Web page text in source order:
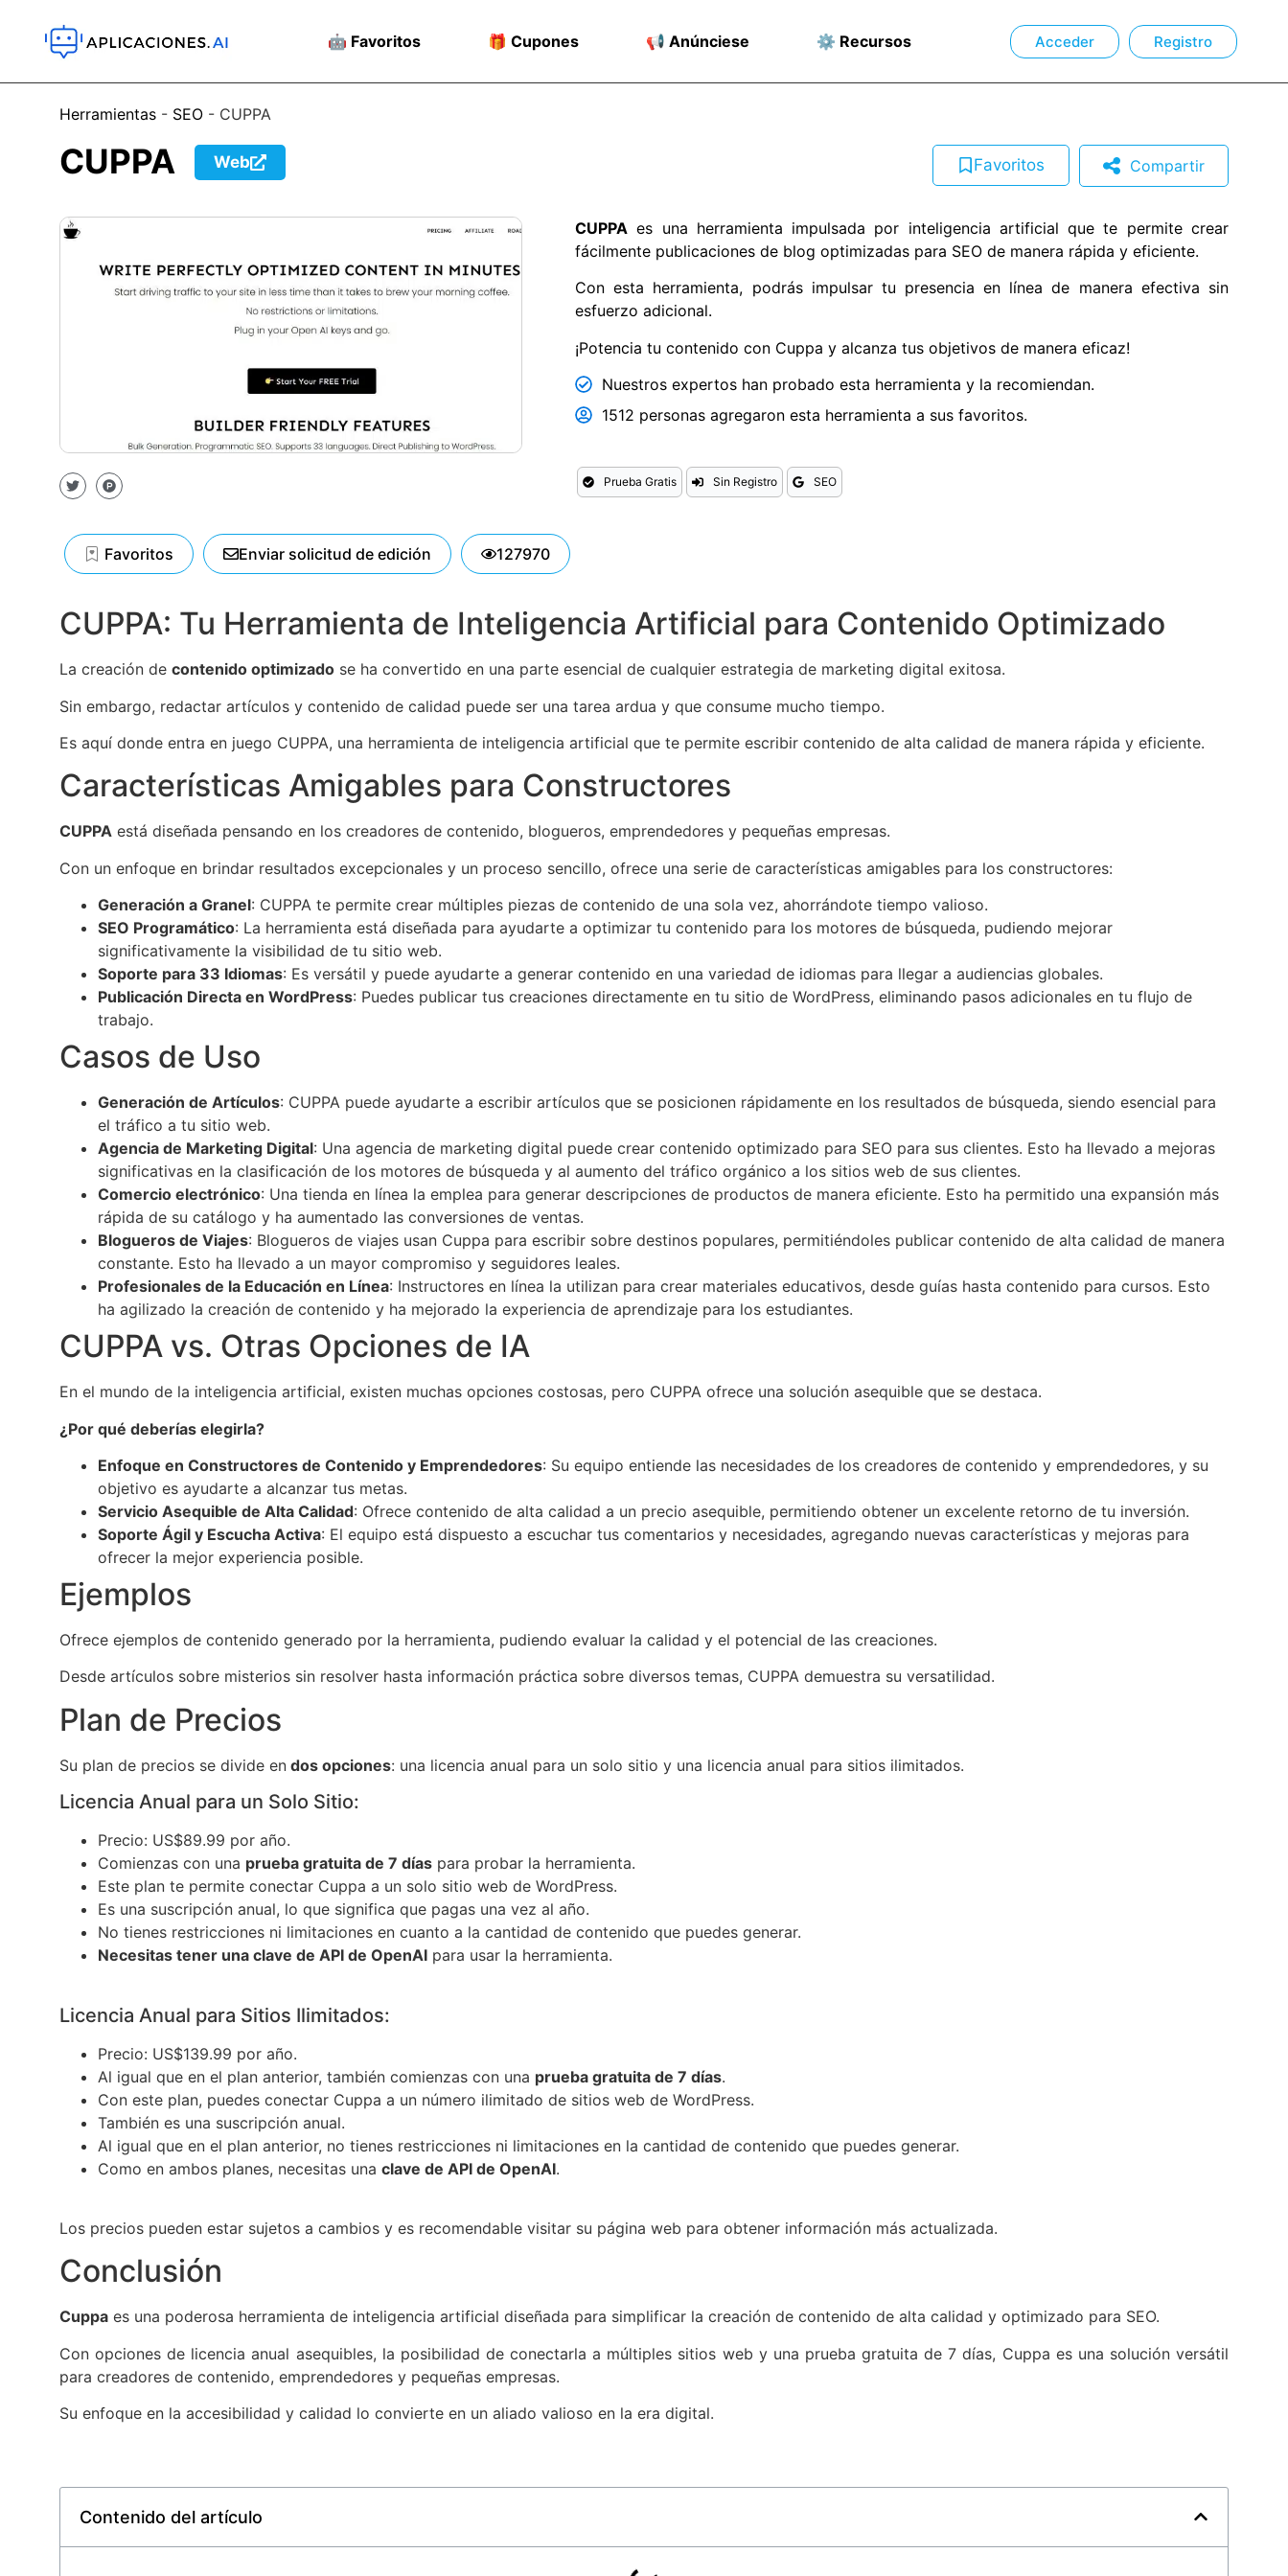
🤖 Favoritos 🎁 Cupones 📢 Anúnciese ⚙️ Recursos Acceder Registro
Herramientas - SEO - CUPPA
CUPPA Web Favoritos Compartir
CUPPA es una herramienta impulsada por inteligencia artificial que te permite crear
fácilmente publicaciones de blog optimizadas para SEO de manera rápida y eficiente.
Con esta herramienta, podrás impulsar tu presencia en línea de manera efectiva sin
esfuerzo adicional.
¡Potencia tu contenido con Cuppa y alcanza tus objetivos de manera eficaz!
Nuestros expertos han probado esta herramienta y la recomiendan.
1512 personas agregaron esta herramienta a sus favoritos.
Prueba Gratis Sin Registro SEO
Favoritos Enviar solicitud de edición 127970
CUPPA: Tu Herramienta de Inteligencia Artificial para Contenido Optimizado
La creación de contenido optimizado se ha convertido en una parte esencial de cualquier estrategia de marketing digital exitosa.
Sin embargo, redactar artículos y contenido de calidad puede ser una tarea ardua y que consume mucho tiempo.
Es aquí donde entra en juego CUPPA, una herramienta de inteligencia artificial que te permite escribir contenido de alta calidad de manera rápida y eficiente.
Características Amigables para Constructores
CUPPA está diseñada pensando en los creadores de contenido, blogueros, emprendedores y pequeñas empresas.
Con un enfoque en brindar resultados excepcionales y un proceso sencillo, ofrece una serie de características amigables para los constructores:
Generación a Granel: CUPPA te permite crear múltiples piezas de contenido de una sola vez, ahorrándote tiempo valioso.
SEO Programático: La herramienta está diseñada para ayudarte a optimizar tu contenido para los motores de búsqueda, pudiendo mejorar
significativamente la visibilidad de tu sitio web.
Soporte para 33 Idiomas: Es versátil y puede ayudarte a generar contenido en una variedad de idiomas para llegar a audiencias globales.
Publicación Directa en WordPress: Puedes publicar tus creaciones directamente en tu sitio de WordPress, eliminando pasos adicionales en tu flujo de
trabajo.
Casos de Uso
Generación de Artículos: CUPPA puede ayudarte a escribir artículos que se posicionen rápidamente en los resultados de búsqueda, siendo esencial para
el tráfico a tu sitio web.
Agencia de Marketing Digital: Una agencia de marketing digital puede crear contenido optimizado para SEO para sus clientes. Esto ha llevado a mejoras
significativas en la clasificación de los motores de búsqueda y al aumento del tráfico orgánico a los sitios web de sus clientes.
Comercio electrónico: Una tienda en línea la emplea para generar descripciones de productos de manera eficiente. Esto ha permitido una expansión más
rápida de su catálogo y ha aumentado las conversiones de ventas.
Blogueros de Viajes: Blogueros de viajes usan Cuppa para escribir sobre destinos populares, permitiéndoles publicar contenido de alta calidad de manera
constante. Esto ha llevado a un mayor compromiso y seguidores leales.
Profesionales de la Educación en Línea: Instructores en línea la utilizan para crear materiales educativos, desde guías hasta contenido para cursos. Esto
ha agilizado la creación de contenido y ha mejorado la experiencia de aprendizaje para los estudiantes.
CUPPA vs. Otras Opciones de IA
En el mundo de la inteligencia artificial, existen muchas opciones costosas, pero CUPPA ofrece una solución asequible que se destaca.
¿Por qué deberías elegirla?
Enfoque en Constructores de Contenido y Emprendedores: Su equipo entiende las necesidades de los creadores de contenido y emprendedores, y su
objetivo es ayudarte a alcanzar tus metas.
Servicio Asequible de Alta Calidad: Ofrece contenido de alta calidad a un precio asequible, permitiendo obtener un excelente retorno de tu inversión.
Soporte Ágil y Escucha Activa: El equipo está dispuesto a escuchar tus comentarios y necesidades, agregando nuevas características y mejoras para
ofrecer la mejor experiencia posible.
Ejemplos
Ofrece ejemplos de contenido generado por la herramienta, pudiendo evaluar la calidad y el potencial de las creaciones.
Desde artículos sobre misterios sin resolver hasta información práctica sobre diversos temas, CUPPA demuestra su versatilidad.
Plan de Precios
Su plan de precios se divide en dos opciones: una licencia anual para un solo sitio y una licencia anual para sitios ilimitados.
Licencia Anual para un Solo Sitio:
Precio: US$89.99 por año.
Comienzas con una prueba gratuita de 7 días para probar la herramienta.
Este plan te permite conectar Cuppa a un solo sitio web de WordPress.
Es una suscripción anual, lo que significa que pagas una vez al año.
No tienes restricciones ni limitaciones en cuanto a la cantidad de contenido que puedes generar.
Necesitas tener una clave de API de OpenAI para usar la herramienta.
Licencia Anual para Sitios Ilimitados:
Precio: US$139.99 por año.
Al igual que en el plan anterior, también comienzas con una prueba gratuita de 7 días.
Con este plan, puedes conectar Cuppa a un número ilimitado de sitios web de WordPress.
También es una suscripción anual.
Al igual que en el plan anterior, no tienes restricciones ni limitaciones en la cantidad de contenido que puedes generar.
Como en ambos planes, necesitas una clave de API de OpenAI.
Los precios pueden estar sujetos a cambios y es recomendable visitar su página web para obtener información más actualizada.
Conclusión
Cuppa es una poderosa herramienta de inteligencia artificial diseñada para simplificar la creación de contenido de alta calidad y optimizado para SEO.
Con opciones de licencia anual asequibles, la posibilidad de conectarla a múltiples sitios web y una prueba gratuita de 7 días, Cuppa es una solución versátil
para creadores de contenido, emprendedores y pequeñas empresas.
Su enfoque en la accesibilidad y calidad lo convierte en un aliado valioso en la era digital.
Contenido del artículo